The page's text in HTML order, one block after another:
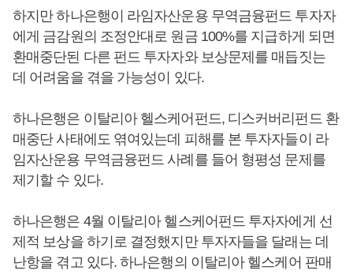
하지만 하나은행이 라임자산운용 무역금융펀드 투자자
에게 금감원의 조정안대로 원금 100%를 지급하게 되면
환매중단된 다른 펀드 투자자와 보상문제를 매듭짓는
데 어려움을 겪을 가능성이 있다.
하나은행은 이탈리아 헬스케어펀드, 디스커버리펀드 환
매중단 사태에도 엮여있는데 피해를 본 투자자들이 라
임자산운용 무역금융펀드 사례를 들어 형평성 문제를
제기할 수 있다.
하나은행은 4월 이탈리아 헬스케어펀드 투자자에게 선
제적 보상을 하기로 결정했지만 투자자들을 달래는 데
난항을 겪고 있다. 하나은행의 이탈리아 헬스케어 판매